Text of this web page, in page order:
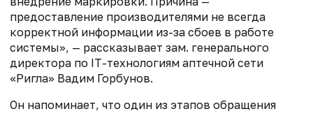
предоставление производителями не всегда
корректной информации из-за сбоев в работе
системы», — рассказывает зам. генерального
директора по IT-технологиям аптечной сети
«Ригла» Вадим Горбунов.
Он напоминает, что один из этапов обращения